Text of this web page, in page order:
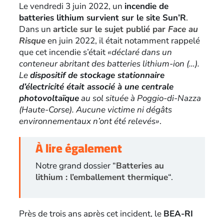
Le vendredi 3 juin 2022, un incendie de
batteries lithium survient sur le site Sun’R.
Dans un article sur le sujet publié par Face au
Risqueen juin 2022, il était notamment rappelé
que cet incendie s’était «déclaré dans un
conteneur abritant des batteries lithium-ion (…).
Ledispositif de stockage stationnaire
d’électricité était associé à une centrale
photovoltaïqueau sol située à Poggio-di-Nazza
(Haute-Corse). Aucune victime ni dégâts
environnementaux n’ont été relevés».
À lire également
Notre grand dossier “Batteries au
lithium : l’emballement thermique“.
Près de trois ans après cet incident, le BEA-RI